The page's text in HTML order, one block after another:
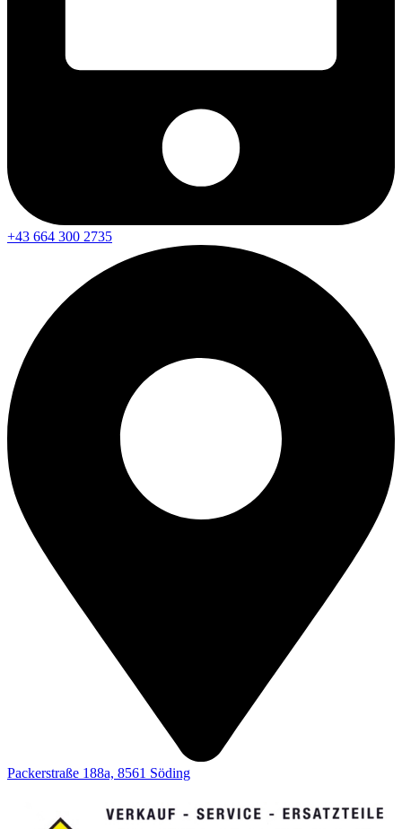
+43 664 300 2735
Packerstraße 188a, 8561 Söding